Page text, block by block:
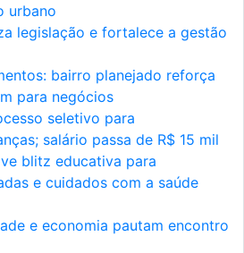
urbano
legislação e fortalece a gestão
bairro planejado reforça
para negócios
seletivo para
salário passa de R$ 15 mil
blitz educativa para
e cuidados com a saúde
e economia pautam encontro